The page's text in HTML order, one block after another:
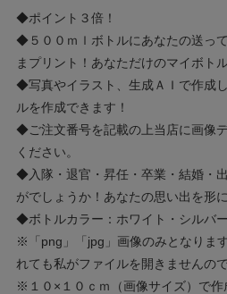
◆ポイント３倍！
◆５００ｍｌボトルにあなたの送っ
まプリント！あなただけのマイボトル
◆写真やイラスト、生成ＡＩで作成
ルを作成できます！
◆ご注文番号を記載の上当店に画像
ください。
◆入隊・退官・昇任・卒業・結婚・
がでしょうか！あなたの思い出を形
◆ボトルカラー：ホワイト・シルバ
※「png」「jpg」画像のみとなりま
れても私がファイルを開きませんの
※１０×１０ｃｍ（画像サイズ）で作